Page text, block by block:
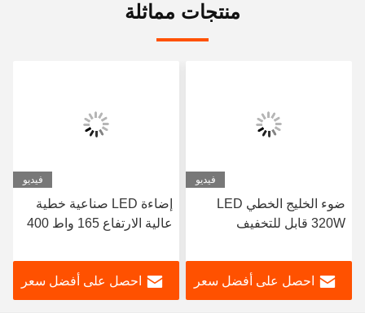
منتجات مماثلة
فيديو
ضوء الخليج الخطي LED
320W قابل للتخفيف
احصل على أفضل سعر
فيديو
إضاءة LED صناعية خطية
عالية الارتفاع 165 واط 400
وإضاءة بيضاء ساطعة 5000
كلفن مثالية للمستودعات
والإضاءة
احصل على أفضل سعر